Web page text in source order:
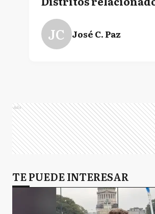
JC José C. Paz
Ads
TE PUEDE INTERESAR